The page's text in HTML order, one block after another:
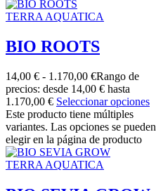
TERRA AQUATICA
BIO ROOTS
14,00 € - 1.170,00 €Rango de
precios: desde 14,00 € hasta
1.170,00 € Seleccionar opciones
Este producto tiene múltiples
variantes. Las opciones se pueden
elegir en la página de producto
TERRA AQUATICA